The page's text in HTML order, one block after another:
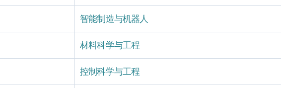
智能制造与机器人
材料科学与工程
控制科学与工程